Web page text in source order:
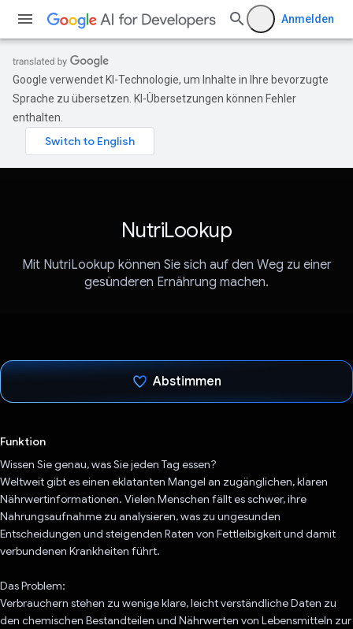
Anmelden
Google verwendet KI-Technologie, um Inhalte in Ihre bevorzugte
Sprache zu übersetzen. KI-Übersetzungen können Fehler
enthalten.
NutriLookup
Mit NutriLookup können Sie sich auf den Weg zu einer
gesünderen Ernährung machen.
Abstimmen
Funktion
Wissen Sie genau, was Sie jeden Tag essen?
Weltweit gibt es einen eklatanten Mangel an zugänglichen, klaren
Nährwertinformationen. Vielen Menschen fällt es schwer, ihre
Nahrungsaufnahme zu analysieren, was zu ungesunden
Entscheidungen und steigenden Raten von Fettleibigkeit und damit
verbundenen Krankheiten führt.
Das Problem:
Verbrauchern stehen zu wenige klare, leicht verständliche Daten zu
den chemischen Bestandteilen und Nährwerten von Lebensmitteln zur